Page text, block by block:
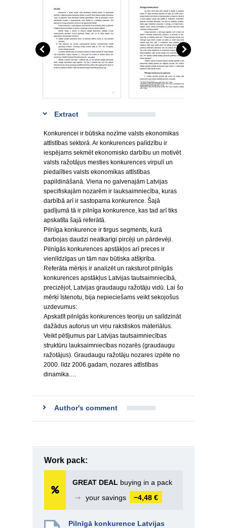
Extract
Konkurencei ir būtiska nozīme valsts ekonomikas
attīstības sektorā. Ar konkurences palīdzību ir
iespējams sekmēt ekonomisko darbību un motivēt
valsts ražotājus mesties konkurences virpulī un
piedalīties valsts ekonomikas attīstības
papildināšanā. Viena no galvenajām Latvijas
specifiskajām nozarēm ir lauksaimniecība, kuras
darbībā arī ir sastopama konkurence. Šajā
gadījumā tā ir pilnīga konkurence, kas tad arī tiks
apskatīta šajā referātā.
Pilnīga konkurence ir tirgus segments, kurā
darbojas daudzi neatkarīgi pircēji un pārdevēji.
Pilnīgās konkurences apstākļos arī preces ir
vienlīdzīgas un tām nav būtiska atšķirība.
Referāta mērķis ir analizēt un raksturot pilnīgās
konkurences apstākļus Latvijas tautsaimniecībā,
precizējot, Latvijas graudaugu ražotāju vidū. Lai šo
mērķi īstenotu, bija nepieciešams veikt sekojošus
uzdevumus:
Apskatīt pilnīgās konkurences teoriju un salīdzināt
dažādus autorus un viņu rakstiskos materiālus.
Veikt pētījumus par Latvijas tautsaimniecības
struktūru lauksaimniecības nozarēs (graudaugu
ražotājus). Graudaugu ražotāju nozares izpēte no
2000. līdz 2006.gadam, nozares attīstības
dinamika.…
Author's comment
Work pack:
GREAT DEAL buying in a pack
➞
your savings −4,48 €
Pilnīgā konkurence Latvijas